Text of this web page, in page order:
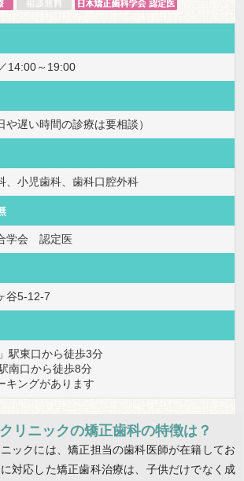
14:00～19:00
や遅い時間の診療は要相談）
、小児歯科、歯科口腔外科
学会 認定医
谷5-12-7
駅東口から徒歩3分
南口から徒歩8分
キングがあります
リニックの矯正歯科の特徴は？
ックには、矯正担当の歯科医師が在籍してお
対応した矯正歯科治療は、子供だけでなく成